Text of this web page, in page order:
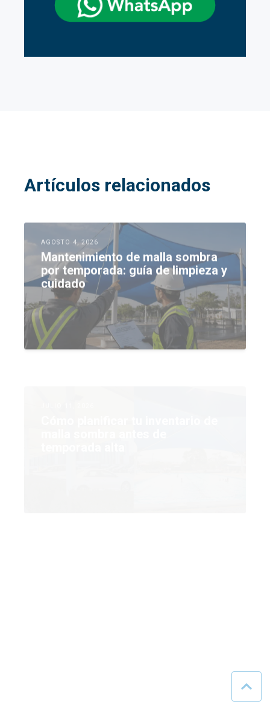
Artículos relacionados
Mantenimiento de malla sombra
por temporada: guía de limpieza y
cuidado